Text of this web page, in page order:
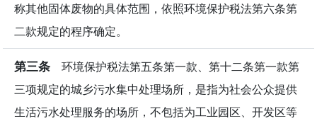
称其他固体废物的具体范围，依照环境保护税法第六条第
二款规定的程序确定。
第三条 环境保护税法第五条第一款、第十二条第一款第
三项规定的城乡污水集中处理场所，是指为社会公众提供
生活污水处理服务的场所，不包括为工业园区、开发区等